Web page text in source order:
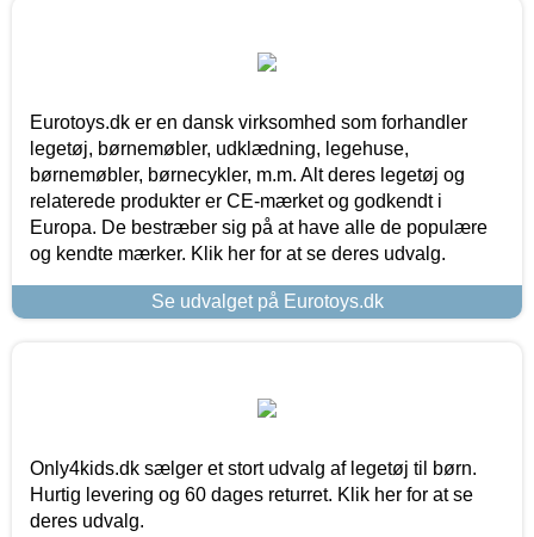
Eurotoys.dk er en dansk virksomhed som forhandler
legetøj, børnemøbler, udklædning, legehuse,
børnemøbler, børnecykler, m.m. Alt deres legetøj og
relaterede produkter er CE-mærket og godkendt i
Europa. De bestræber sig på at have alle de populære
og kendte mærker. Klik her for at se deres udvalg.
Se udvalget på Eurotoys.dk
Only4kids.dk sælger et stort udvalg af legetøj til børn.
Hurtig levering og 60 dages returret. Klik her for at se
deres udvalg.